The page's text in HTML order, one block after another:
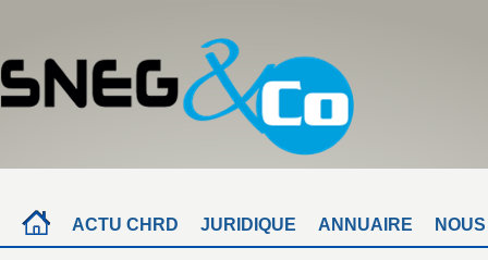
ACTU CHRD JURIDIQUE ANNUAIRE